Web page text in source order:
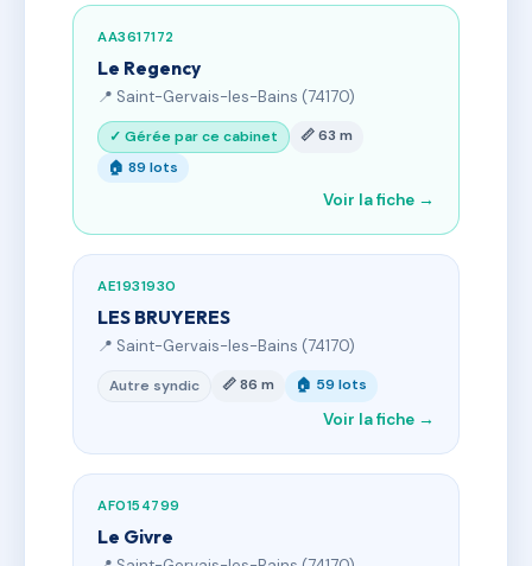
AA3617172
Le Regency
📍 Saint-Gervais-les-Bains (74170)
✓ Gérée par ce cabinet
📏 63 m
🏠 89 lots
Voir la fiche →
AE1931930
LES BRUYERES
📍 Saint-Gervais-les-Bains (74170)
Autre syndic 📏 86 m 🏠 59 lots
Voir la fiche →
AF0154799
Le Givre